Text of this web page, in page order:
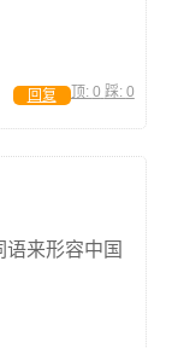
顶: 0 踩: 0
回复
来形容中国